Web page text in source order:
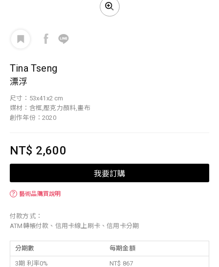
Tina Tseng
漂浮
尺寸：53x41x2 cm
媒材：含框,壓克力顏料,畫布
創作年份：2020
NT$ 2,600
我要訂購
？ 藝術品購買說明
付款方式：
ATM轉帳付款、信用卡線上刷卡、信用卡分期
分期數 每期金額
3期 利率0%
NT$ 867